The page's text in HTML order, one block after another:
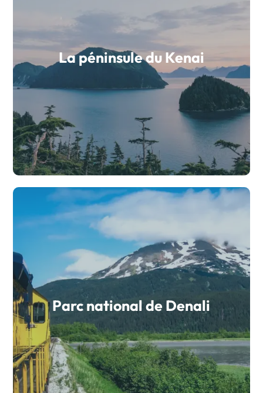
La péninsule du Kenai
Parc national de Denali